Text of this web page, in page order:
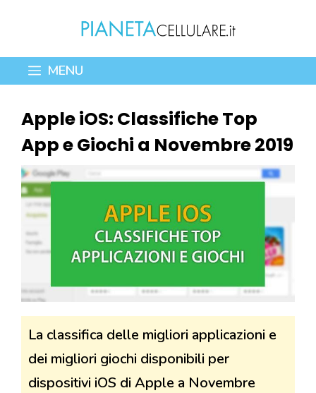
contenuto
MENU
Apple iOS: Classifiche Top
App e Giochi a Novembre 2019
La classifica delle migliori applicazioni e
dei migliori giochi disponibili per
dispositivi iOS di Apple a Novembre